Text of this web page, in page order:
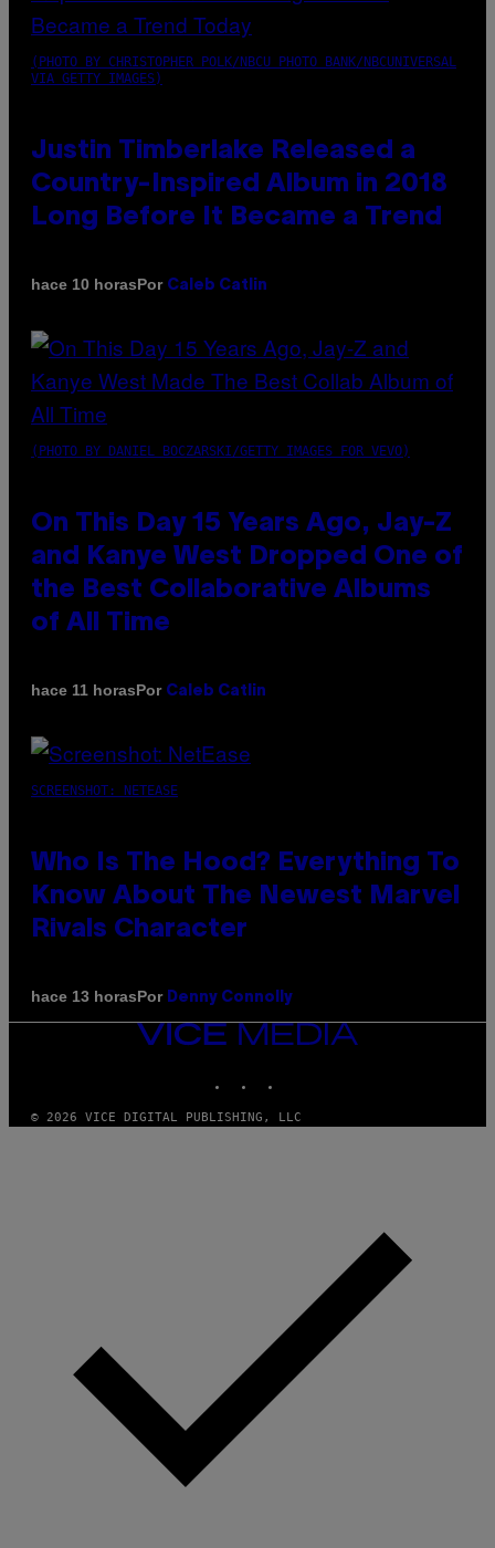
(PHOTO BY CHRISTOPHER POLK/NBCU PHOTO BANK/NBCUNIVERSAL
VIA GETTY IMAGES)
Justin Timberlake Released a
Country-Inspired Album in 2018
Long Before It Became a Trend
hace 10 horasPor Caleb Catlin
(PHOTO BY DANIEL BOCZARSKI/GETTY IMAGES FOR VEVO)
On This Day 15 Years Ago, Jay-Z
and Kanye West Dropped One of
the Best Collaborative Albums
of All Time
hace 11 horasPor Caleb Catlin
SCREENSHOT: NETEASE
Who Is The Hood? Everything To
Know About The Newest Marvel
Rivals Character
hace 13 horasPor Denny Connolly
VICE
MEDIA
© 2026 VICE DIGITAL PUBLISHING, LLC